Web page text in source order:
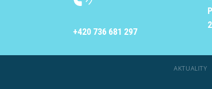
+420 736 681 297
AKTUALITY